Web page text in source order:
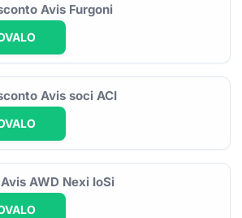
Avis Furgoni
Avis soci ACI
AWD Nexi IoSi